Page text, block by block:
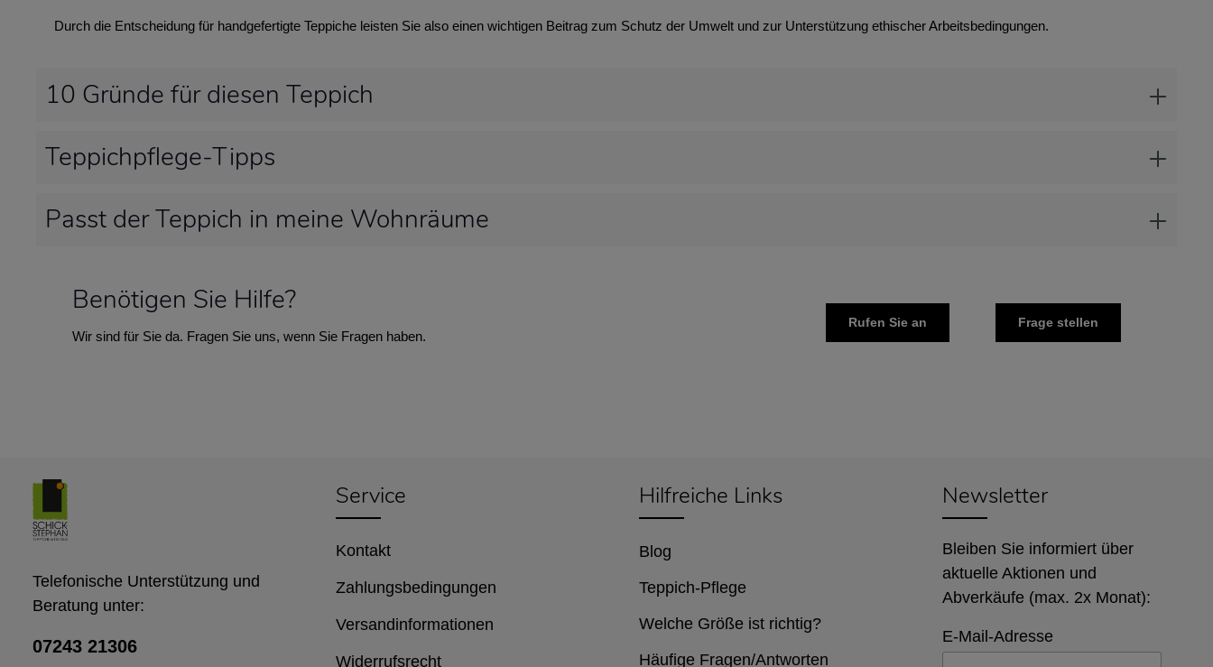
Durch die Entscheidung für handgefertigte Teppiche leisten Sie also einen wichtigen Beitrag zum Schutz der Umwelt und zur Unterstützung ethischer Arbeitsbedingungen.
10 Gründe für diesen Teppich
Teppichpflege-Tipps
Passt der Teppich in meine Wohnräume
Benötigen Sie Hilfe?
Wir sind für Sie da. Fragen Sie uns, wenn Sie Fragen haben.
Rufen Sie an Frage stellen
Service
Kontakt
Zahlungsbedingungen
Versandinformationen
Widerrufsrecht
Newsletter
Bleiben Sie informiert über
aktuelle Aktionen und
Abverkäufe (max. 2x Monat):
E-Mail-Adresse
Telefonische Unterstützung und
Beratung unter:
07243 21306
Hilfreiche Links
Blog
Teppich-Pflege
Welche Größe ist richtig?
Häufige Fragen/Antworten